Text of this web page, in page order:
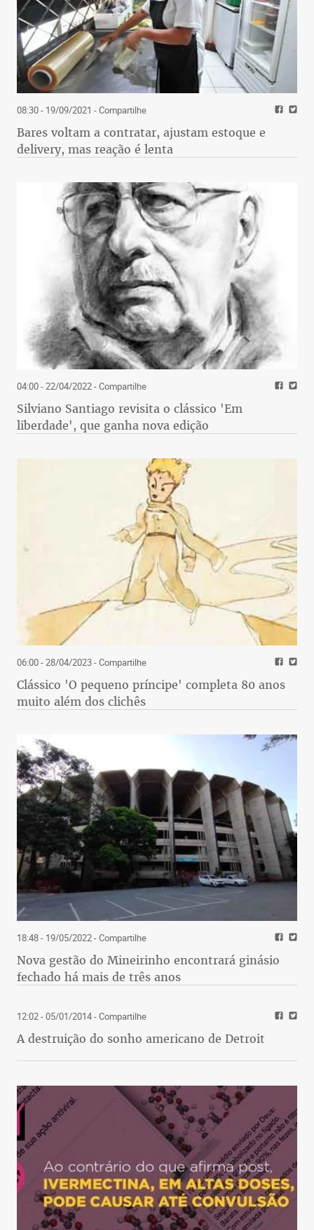
08:30 - 19/09/2021 - Compartilhe
Bares voltam a contratar, ajustam estoque e
delivery, mas reação é lenta
04:00 - 22/04/2022- Compartilhe
Silviano Santiago revisita o clássico 'Em
liberdade', que ganha nova edição
06:00 - 28/04/2023- Compartilhe
Clássico 'O pequeno príncipe' completa 80 anos
muito além dos clichês
18:48 - 19/05/2022- Compartilhe
Nova gestão do Mineirinho encontrará ginásio
fechado há mais de três anos
12:02 - 05/01/2014- Compartilhe
A destruição do sonho americano de Detroit